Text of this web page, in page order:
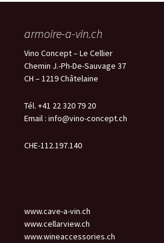
armoire-a-vin.ch
Vino Concept – Le Cellier
Chemin J.-Ph-De-Sauvage 37
CH – 1219 Châtelaine
Tél. +41 22 320 79 20
Email : info@vino-concept.ch
CHE-112.197.140
www.cave-a-vin.ch
www.cellarview.ch
www.wineaccessories.ch